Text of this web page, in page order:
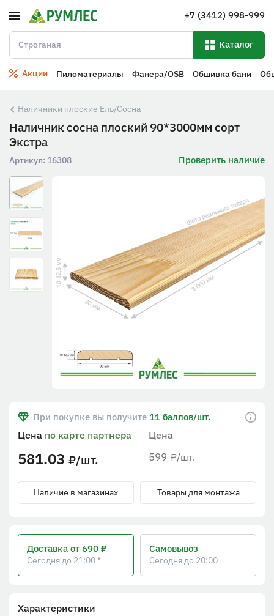
+7 (3412) 998-999
Каталог
Акции Пиломатериалы Фанера/OSB Обшивка бани
Наличники плоские Ель/Сосна
Наличник сосна плоский 90*3000мм сорт
Экстра
Артикул: 16308 Проверить наличие
Характеристики
При покупке вы получите 11 баллов/шт.
Цена
599 ₽/шт.
Цена по карте партнера
581.03 ₽/шт.
Наличие в магазинах Товары для монтажа
Доставка от 690 ₽
Сегодня до 21:00 *
Самовывоз
Сегодня до 20:00